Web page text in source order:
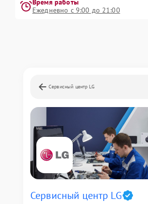
Время работы
Ежедневно с 9:00 до 21:00
Сервисный центр LG
Сервисный центр LG